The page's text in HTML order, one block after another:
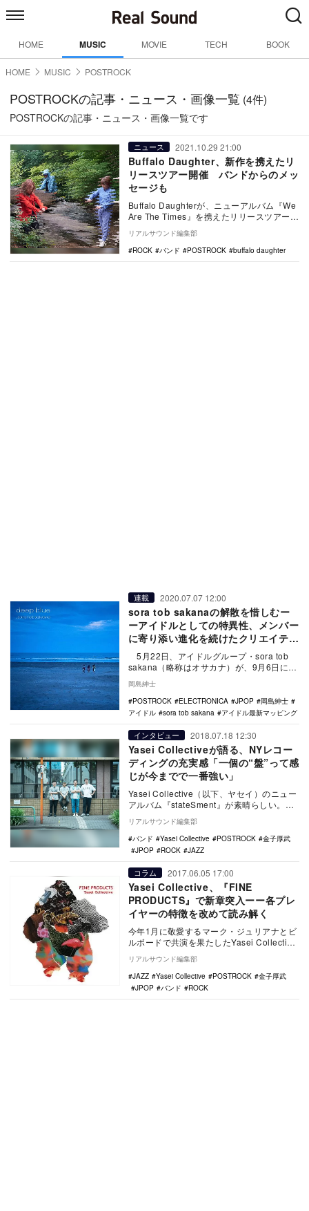
HOME MUSIC MOVIE TECH BOOK
HOME MUSIC POSTROCK
POSTROCKの記事・ニュース・画像一覧 (4件)
POSTROCKの記事・ニュース・画像一覧です
ニュース 2021.10.29 21:00
Buffalo Daughter、新作を携えたリ
リースツアー開催 バンドからのメッ
セージも
Buffalo Daughterが、ニューアルバム『We
Are The Times』を携えたリリースツアーを
開催する。 『…
リアルサウンド編集部
ROCK
バンド POSTROCK buffalo daughter
連載 2020.07.07 12:00
sora tob sakanaの解散を惜しむー
ーアイドルとしての特異性、メンバー
に寄り添い進化を続けたクリエイティ
ブ
5月22日、アイドルグループ・sora tob
sakana（略称はオサカナ）が、9月6日に日
岡島紳士
POSTROCK
ELECTRONICA JPOP
岡島紳士
アイドル
sora tob sakana アイドル最新マッピング
インタビュー 2018.07.18 12:30
Yasei Collectiveが語る、NYレコー
ディングの充実感「一個の“盤”って感
じが今までで一番強い」
Yasei Collective（以下、ヤセイ）のニュー
アルバム『stateSment』が素晴らしい。ニ
ューヨーク・ロチェスター…
リアルサウンド編集部
バンド
Yasei Collective POSTROCK
金子厚武
JPOP
ROCK JAZZ
コラム 2017.06.05 17:00
Yasei Collective、『FINE
PRODUCTS』で新章突入ーー各プレ
イヤーの特徴を改めて読み解く
今年1月に敬愛するマーク・ジュリアナとビ
ルボードで共演を果たしたYasei Collective
が、新作『FINE PRODUC…
リアルサウンド編集部
JAZZ
Yasei Collective POSTROCK
金子厚武
JPOP
バンド ROCK